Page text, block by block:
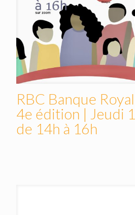
RBC Banque
4e édition | Jeudi
de 14h à 16h